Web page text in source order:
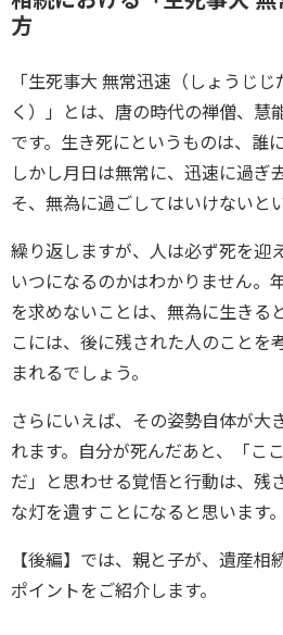
方
「生死事大 無常迅速（しょうじ
く）」とは、唐の時代の禅僧、慧
です。生き死にというものは、誰
しかし月日は無常に、迅速に過ぎ
そ、無為に過ごしてはいけないと
繰り返しますが、人は必ず死を迎
いつになるのかはわかりません。
を求めないことは、無為に生きる
こには、後に残された人のことを
まれるでしょう。
さらにいえば、その姿勢自体が大
れます。自分が死んだあと、「こ
だ」と思わせる覚悟と行動は、残
な灯を遺すことになると思います。
【後編】では、親と子が、遺産
ポイントをご紹介します。